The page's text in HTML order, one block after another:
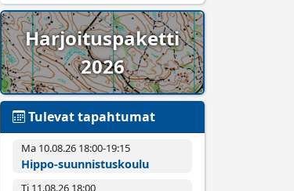
Harjoituspaketti
2026
Tulevat tapahtumat
Ma 10.08.26 18:00­-19:15
Hippo-suunnistuskoulu
Ti 11.08.26 18:00­